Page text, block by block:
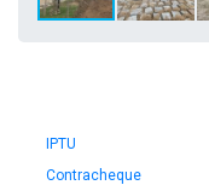
IPTU
Contracheque